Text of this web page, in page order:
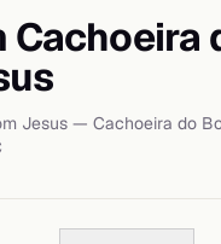
Cachoeira
Jesus — Cachoeira do